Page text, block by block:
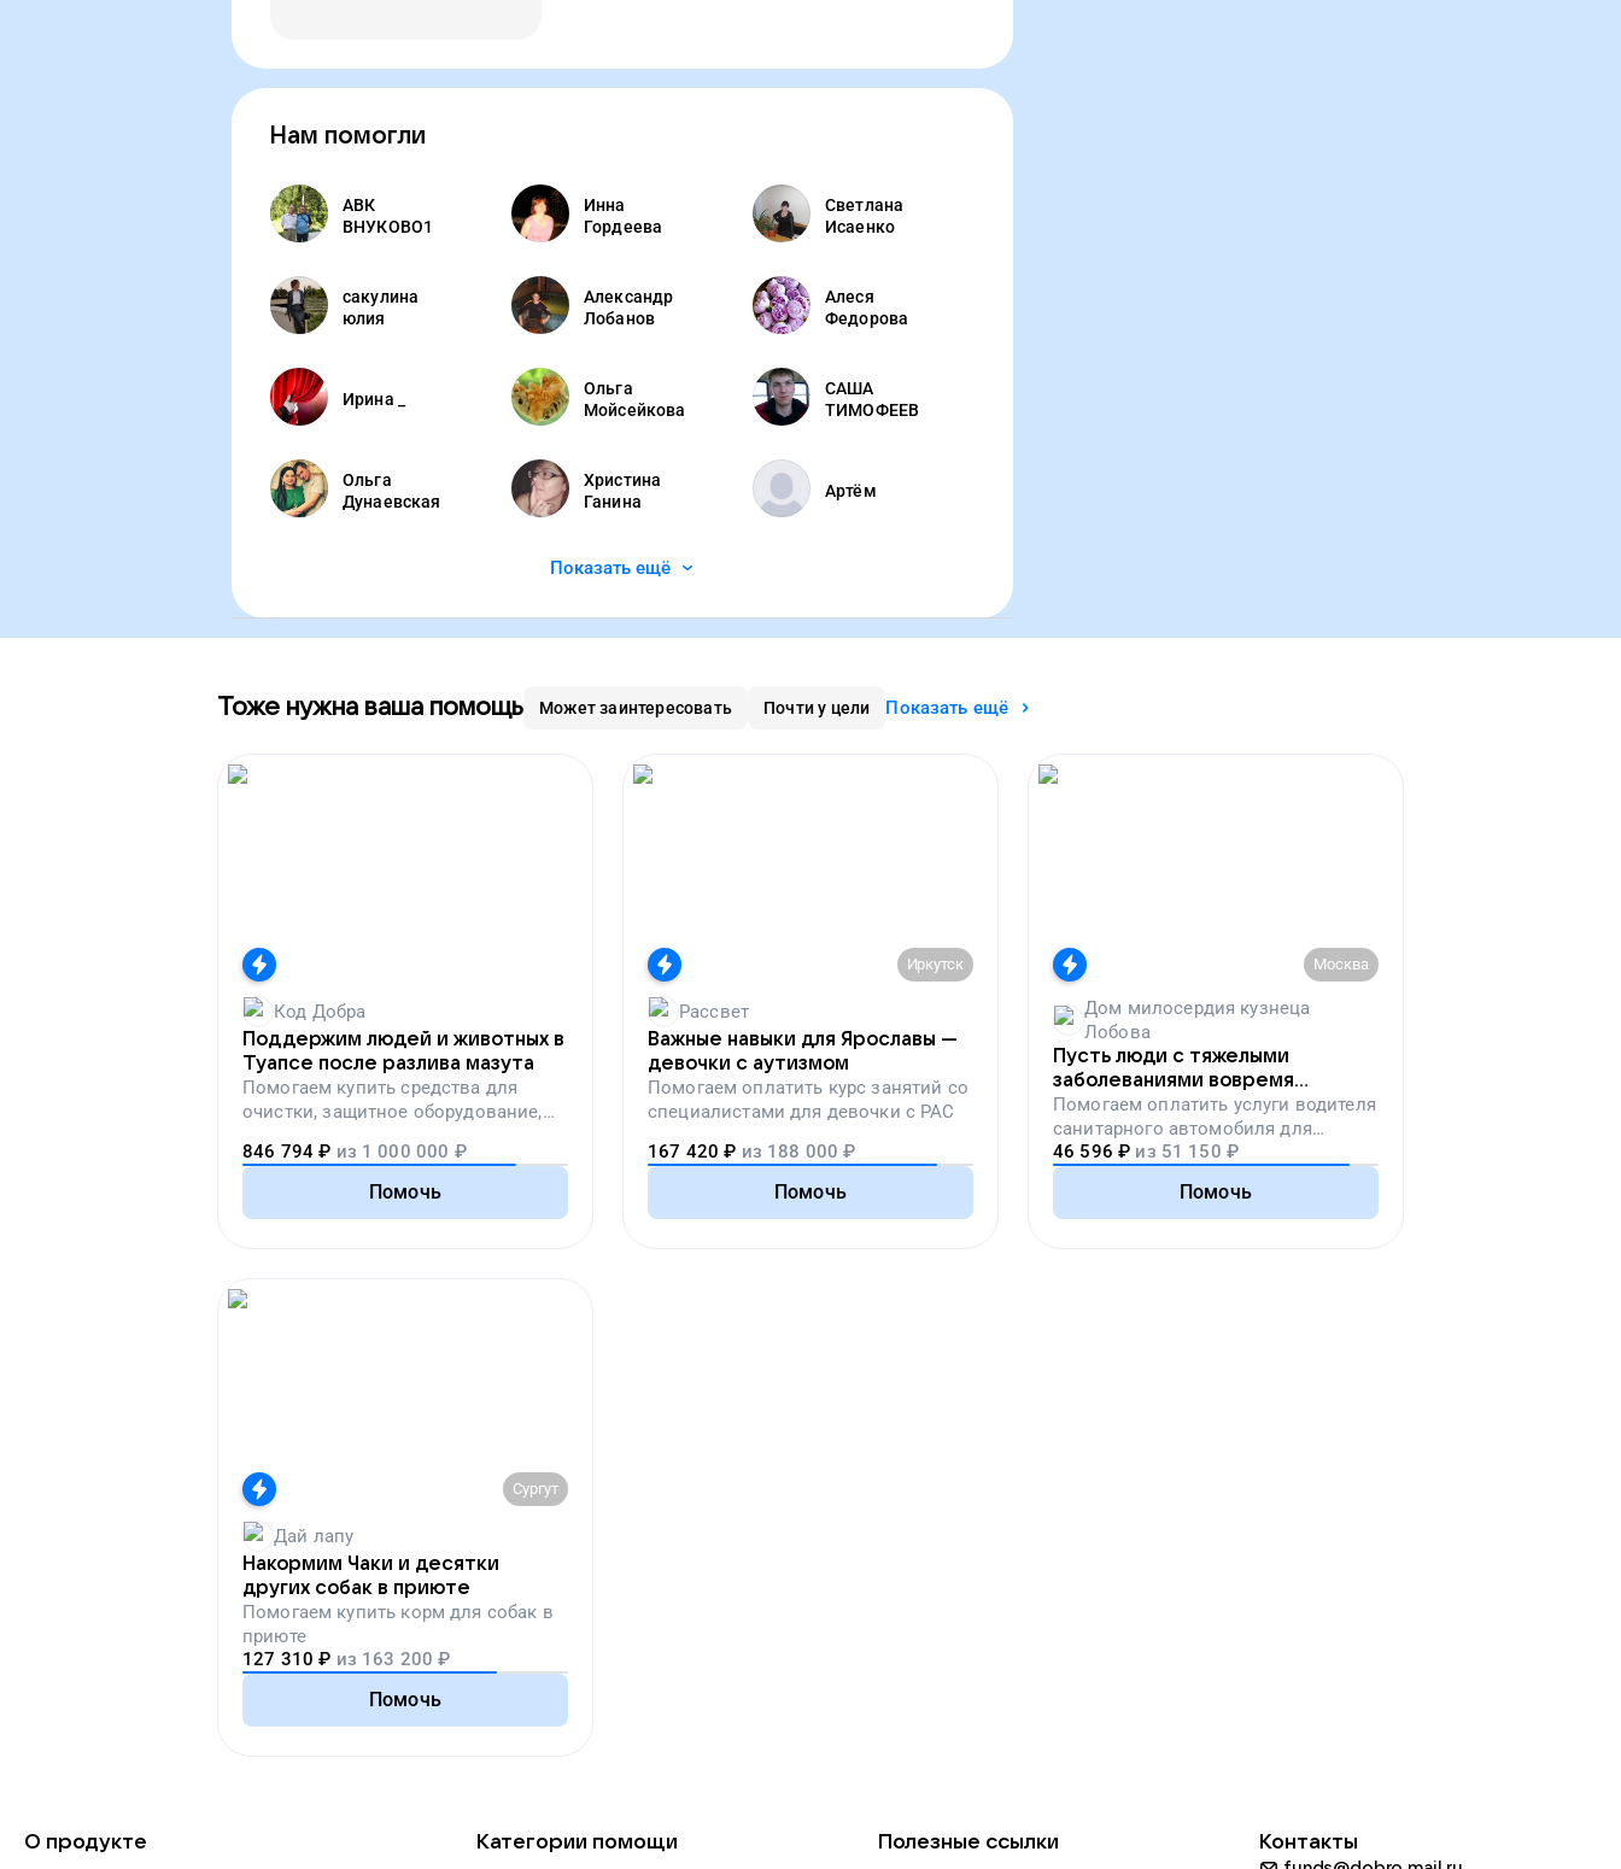
Нам помогли
АВК
ВНУКОВО1
Инна
Гордеева
Светлана
Исаенко
сакулина
юлия
Александр
Лобанов
Алеся
Федорова
Ирина _
Ольга
Мойсейкова
САША
ТИМОФЕЕВ
Ольга
Дунаевская
Христина
Ганина
Артём
Показать ещё
Тоже нужна ваша помощь Может заинтересовать Почти у цели Показать ещё
Код Добра
Поддержим людей и животных в
Туапсе после разлива мазута
Помогаем купить средства для
очистки, защитное оборудование,
необходимости
846 794 ₽ из 1 000 000 ₽
Помочь
Иркутск
Рассвет
Важные навыки для Ярославы —
девочки с аутизмом
Помогаем оплатить курс занятий со
специалистами для девочки с РАС
167 420 ₽ из 188 000 ₽
Помочь
Москва
Дом милосердия кузнеца
Лобова
Пусть люди с тяжелыми
заболеваниями вовремя
попадут на лечение
Помогаем оплатить услуги водителя
санитарного автомобиля для
перевозки тяжелобольных людей
46 596 ₽ из 51 150 ₽
Помочь
Сургут
Дай лапу
Накормим Чаки и десятки
других собак в приюте
Помогаем купить корм для собак в
приюте
127 310 ₽ из 163 200 ₽
Помочь
О продукте Категории помощи Полезные ссылки Контакты